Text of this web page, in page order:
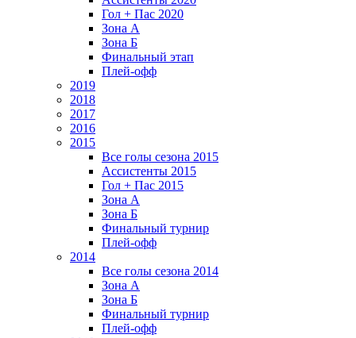
Гол + Пас 2020
Зона А
Зона Б
Финальный этап
Плей-офф
2019
2018
2017
2016
2015
Все голы сезона 2015
Ассистенты 2015
Гол + Пас 2015
Зона А
Зона Б
Финальный турнир
Плей-офф
2014
Все голы сезона 2014
Зона А
Зона Б
Финальный турнир
Плей-офф